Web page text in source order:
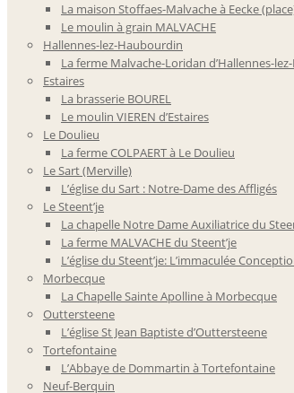
La maison Stoffaes-Malvache à Eecke
Le moulin à grain MALVACHE
Hallennes-lez-Haubourdin
La ferme Malvache-Loridan d’Hallennes-
Estaires
La brasserie BOUREL
Le moulin VIEREN d’Estaires
Le Doulieu
La ferme COLPAERT à Le Doulieu
Le Sart (Merville)
L’église du Sart : Notre-Dame des Affligés
Le Steent’je
La chapelle Notre Dame Auxiliatrice du
La ferme MALVACHE du Steent’je
L’église du Steent’je: L’immaculée
Morbecque
La Chapelle Sainte Apolline à Morbecque
Outtersteene
L’église St Jean Baptiste d’Outtersteene
Tortefontaine
L’Abbaye de Dommartin à Tortefontaine
Neuf-Berquin